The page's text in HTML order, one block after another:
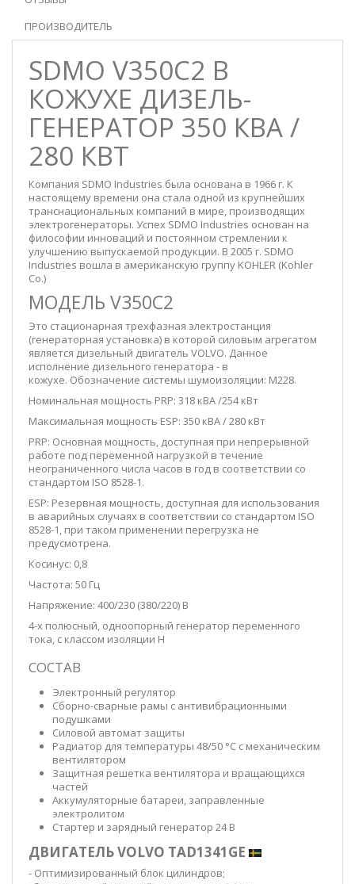
ПРОИЗВОДИТЕЛЬ
SDMO V350C2 В
КОЖУХЕ ДИЗЕЛЬ-
ГЕНЕРАТОР 350 КВА /
280 КВТ
Компания SDMO Industries была основана в 1966 г. К
настоящему времени она стала одной из крупнейших
транснациональных компаний в мире, производящих
электрогенераторы. Успех SDMO Industries основан на
философии инноваций и постоянном стремлении к
улучшению выпускаемой продукции. В 2005 г. SDMO
Industries вошла в американскую группу KOHLER (Kohler
Co.)
МОДЕЛЬ V350C2
Это стационарная трехфазная электростанция
(генераторная установка) в которой силовым агрегатом
является дизельный двигатель VOLVO. Данное
исполнение дизельного генератора - в
кожухе. Обозначение системы шумоизоляции: M228.
Номинальная мощность PRP: 318 кВА /254 кВт
Максимальная мощность ESP: 350 кВА / 280 кВт
PRP: Основная мощность, доступная при непрерывной
работе под переменной нагрузкой в течение
неограниченного числа часов в год в соответствии со
стандартом ISO 8528-1.
ESP: Резервная мощность, доступная для использования
в аварийных случаях в соответствии со стандартом ISO
8528-1, при таком применении перегрузка не
предусмотрена.
Косинус: 0,8
Частота: 50 Гц
Напряжение: 400/230 (380/220) В
4-х полюсный, одноопорный генератор переменного
тока, с классом изоляции H
СОСТАВ
Электронный регулятор
Сборно-сварные рамы с антивибрационными
подушками
Силовой автомат защиты
Радиатор для температуры 48/50 °C с механическим
вентилятором
Защитная решетка вентилятора и вращающихся
частей
Аккумуляторные батареи, заправленные
электролитом
Стартер и зарядный генератор 24 В
ДВИГАТЕЛЬ VOLVO TAD1341GE
- Оптимизированный блок цилиндров;